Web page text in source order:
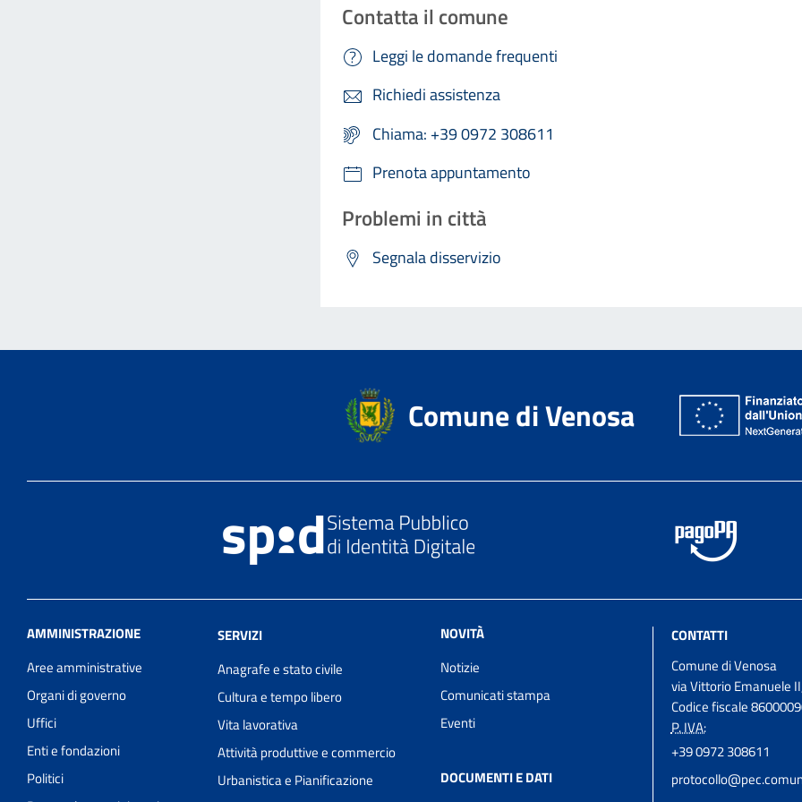
Contatta il comune
Leggi le domande frequenti
Richiedi assistenza
Chiama: +39 0972 308611
Prenota appuntamento
Problemi in città
Segnala disservizio
Comune di Venosa
AMMINISTRAZIONE
Aree amministrative
Organi di governo
Uffici
Enti e fondazioni
Politici
SERVIZI
Anagrafe e stato civile
Cultura e tempo libero
Vita lavorativa
Attività produttive e commercio
Urbanistica e Pianificazione
NOVITÀ
Notizie
Comunicati stampa
Eventi
DOCUMENTI E DATI
CONTATTI
Comune di Venosa
via Vittorio Emanuele
Codice fiscale
P. IVA:
+39 0972 308611